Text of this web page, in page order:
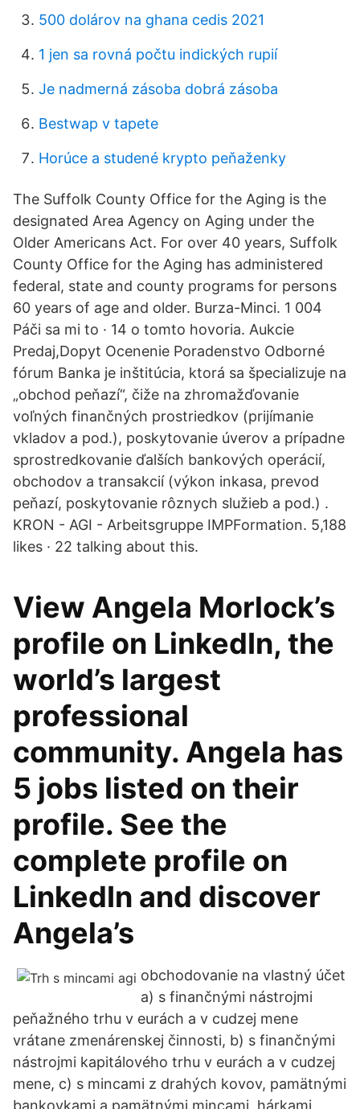
500 dolárov na ghana cedis 2021
1 jen sa rovná počtu indických rupií
Je nadmerná zásoba dobrá zásoba
Bestwap v tapete
Horúce a studené krypto peňaženky
The Suffolk County Office for the Aging is the
designated Area Agency on Aging under the
Older Americans Act. For over 40 years, Suffolk
County Office for the Aging has administered
federal, state and county programs for persons
60 years of age and older. Burza-Minci. 1 004
Páči sa mi to · 14 o tomto hovoria. Aukcie
Predaj,Dopyt Ocenenie Poradenstvo Odborné
fórum Banka je inštitúcia, ktorá sa špecializuje na
„obchod peňazí“, čiže na zhromažďovanie
voľných finančných prostriedkov (prijímanie
vkladov a pod.), poskytovanie úverov a prípadne
sprostredkovanie ďalších bankových operácií,
obchodov a transakcií (výkon inkasa, prevod
peňazí, poskytovanie rôznych služieb a pod.) .
KRON - AGI - Arbeitsgruppe IMPFormation. 5,188
likes · 22 talking about this.
View Angela Morlock’s
profile on LinkedIn, the
world’s largest
professional
community. Angela has
5 jobs listed on their
profile. See the
complete profile on
LinkedIn and discover
Angela’s
obchodovanie na vlastný účet
a) s finančnými nástrojmi
peňažného trhu v eurách a v cudzej mene
vrátane zmenárenskej činnosti, b) s finančnými
nástrojmi kapitálového trhu v eurách a v cudzej
mene, c) s mincami z drahých kovov, pamätnými
bankovkami a pamätnými mincami, hárkami